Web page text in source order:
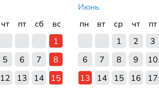
чт пт сб
вс
1
5 6 7
8
12 13 14
15
Июнь
пн
вт ср чт пт
1
2 3
6
7 8 9 10
13
14 15 16 17